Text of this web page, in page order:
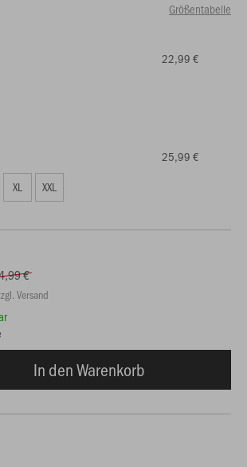
Größentabelle
22,99 €
25,99 €
XL XXL
€
Versand
In den Warenkorb